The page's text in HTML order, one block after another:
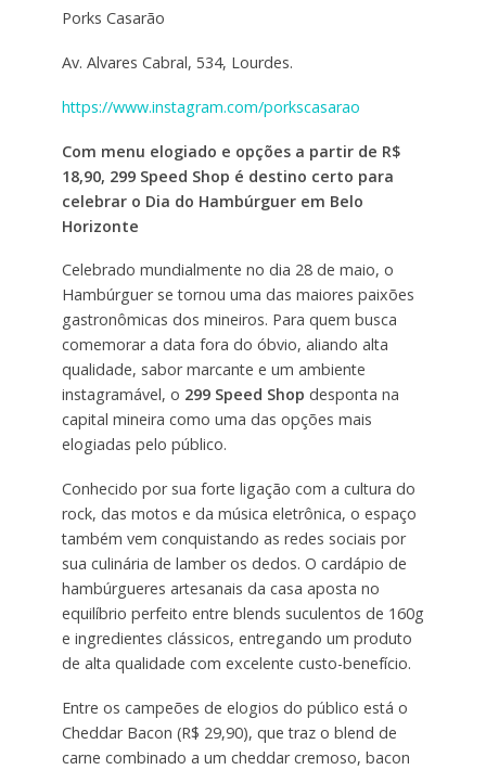
Porks Casarão
Av. Alvares Cabral, 534, Lourdes.
https://www.instagram.com/porkscasarao
Com menu elogiado e opções a partir de R$
18,90, 299 Speed Shop é destino certo para
celebrar o Dia do Hambúrguer em Belo
Horizonte
Celebrado mundialmente no dia 28 de maio, o
Hambúrguer se tornou uma das maiores paixões
gastronômicas dos mineiros. Para quem busca
comemorar a data fora do óbvio, aliando alta
qualidade, sabor marcante e um ambiente
instagramável, o 299 Speed Shop desponta na
capital mineira como uma das opções mais
elogiadas pelo público.
Conhecido por sua forte ligação com a cultura do
rock, das motos e da música eletrônica, o espaço
também vem conquistando as redes sociais por
sua culinária de lamber os dedos. O cardápio de
hambúrgueres artesanais da casa aposta no
equilíbrio perfeito entre blends suculentos de 160g
e ingredientes clássicos, entregando um produto
de alta qualidade com excelente custo-benefício.
Entre os campeões de elogios do público está o
Cheddar Bacon (R$ 29,90), que traz o blend de
carne combinado a um cheddar cremoso, bacon